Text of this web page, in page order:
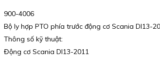
900-4006
Bộ ly hợp PTO phía trước động cơ Scania DI13-
Thông số kỹ thuật:
Động cơ Scania DI13-2011